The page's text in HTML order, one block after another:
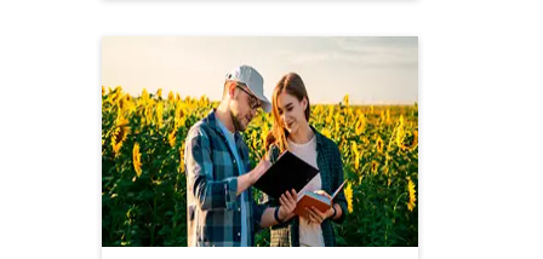
BIOCLIMATOLOGIA
30
FRANCIENNE GOIS OLIVEIRA
FRANCIS SILVA DE ALMEIDA
Gestão do Agronegócio
Detalhes do curso
Ir para Inscrição